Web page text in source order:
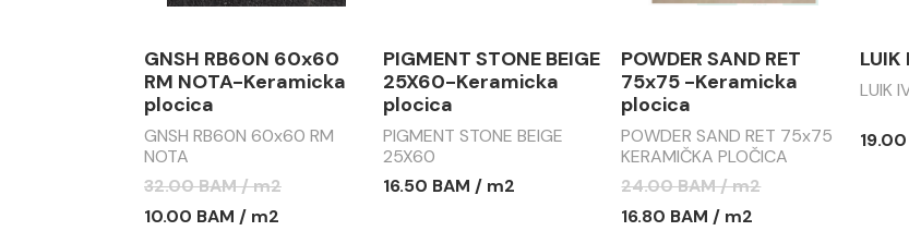
GNSH RB60N 60x60
RM NOTA-Keramicka
plocica
GNSH RB60N 60x60 RM
NOTA
32.00 BAM / m2
10.00 BAM / m2
PIGMENT STONE BEIGE
25X60-Keramicka
plocica
PIGMENT STONE BEIGE
25X60
16.50 BAM / m2
POWDER SAND RET
75x75 -Keramicka
plocica
POWDER SAND RET 75x75
KERAMIČKA PLOČICA
24.00 BAM / m2
16.80 BAM / m2
LUIK